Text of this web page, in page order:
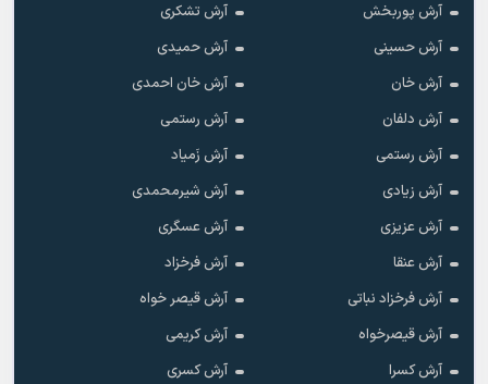
آرش پوربخش
آرش تشکری
آرش حسینی
آرش حمیدی
آرش خان
آرش خان احمدی
آرش دلفان
آرش رستمى
آرش رستمی
آرش زَمیاد
آرش زیادی
آرش شیرمحمدی
آرش عزیزی
آرش عسگری
آرش عنقا
آرش فرخزاد
آرش فرخزاد نباتی
آرش قیصر خواه
آرش قیصرخواه
آرش کریمی
آرش کسرا
آرش کسری